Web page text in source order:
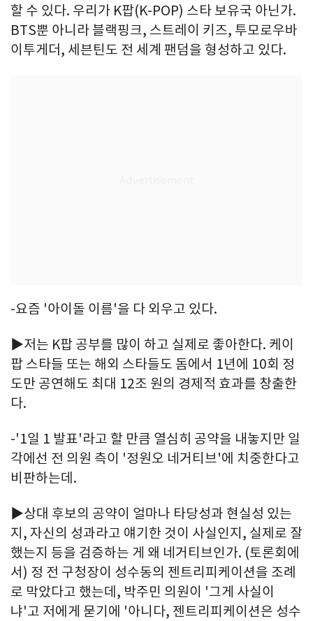
할 수 있다. 우리가 K팝(K-POP) 스타 보유국 아닌가.
BTS뿐 아니라 블랙핑크, 스트레이 키즈, 투모로우바
이투게더, 세븐틴도 전 세계 팬덤을 형성하고 있다.
-요즘 '아이돌 이름'을 다 외우고 있다.
▶저는 K팝 공부를 많이 하고 실제로 좋아한다. 케이
팝 스타들 또는 해외 스타들도 돔에서 1년에 10회 정
도만 공연해도 최대 12조 원의 경제적 효과를 창출한
다.
-'1일 1 발표'라고 할 만큼 열심히 공약을 내놓지만 일
각에선 전 의원 측이 '정원오 네거티브'에 치중한다고
비판하는데.
▶상대 후보의 공약이 얼마나 타당성과 현실성 있는
지, 자신의 성과라고 얘기한 것이 사실인지, 실제로 잘
했는지 등을 검증하는 게 왜 네거티브인가. (토론회에
서) 정 전 구청장이 성수동의 젠트리피케이션을 조례
로 막았다고 했는데, 박주민 의원이 '그게 사실이
냐'고 저에게 묻기에 '아니다, 젠트리피케이션은 성수